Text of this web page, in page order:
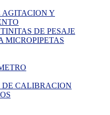
Y
DE PESAJE
MICROPIPETAS
DE CALIBRACION